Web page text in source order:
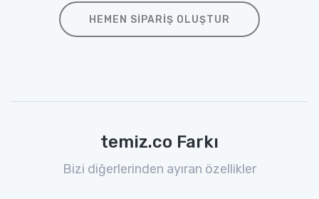
HEMEN SIPARIŞ OLUŞTUR
temiz.co Farkı
Bizi diğerlerinden ayıran özellikler